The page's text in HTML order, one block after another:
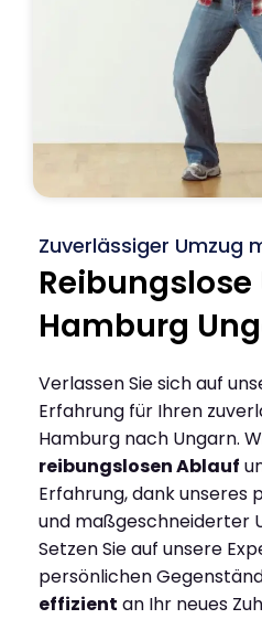
Zuverlässiger Umzug
Reibungslose
Hamburg
Verlassen Sie sich auf
Erfahrung für Ihren
Hamburg nach Ungarn.
reibungslosen Ablauf
Erfahrung, dank unseres
und maßgeschneiderter
Setzen Sie auf unsere
persönlichen
effizient an Ihr neues